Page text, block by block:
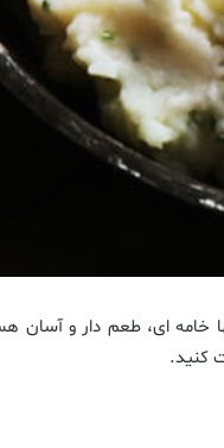
ای، طعم دار و آسان
کنید.